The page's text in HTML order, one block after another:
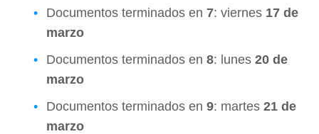
Documentos terminados en 7: viernes 17 de
marzo
Documentos terminados en 8: lunes 20 de
marzo
Documentos terminados en 9: martes 21 de
marzo